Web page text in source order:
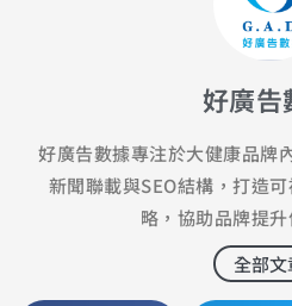
好廣告
好廣告數據專注於大健康品牌
新聞聯載與SEO結構，打造
略，協助品牌提
全部文